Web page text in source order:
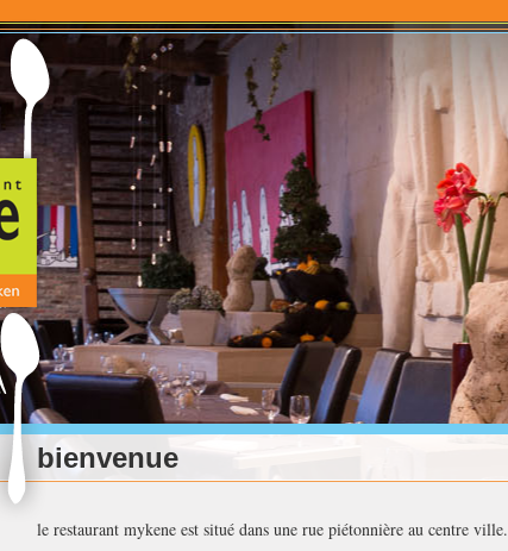
bienvenue
le restaurant mykene est situé dans une rue piétonnière au centre ville.